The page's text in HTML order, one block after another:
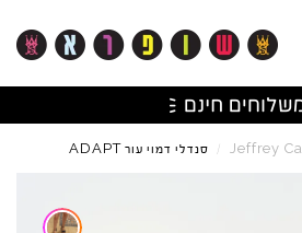
Jeffrey
/ סנדלי דמוי עורADAPT
Skip to product reviews